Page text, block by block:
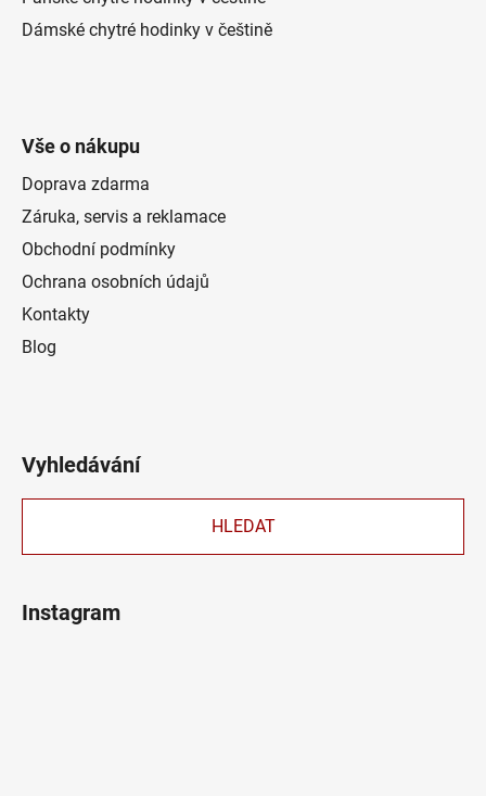
Dámské chytré hodinky v češtině
Vše o nákupu
Doprava zdarma
Záruka, servis a reklamace
Obchodní podmínky
Ochrana osobních údajů
Kontakty
Blog
Vyhledávání
HLEDAT
Instagram